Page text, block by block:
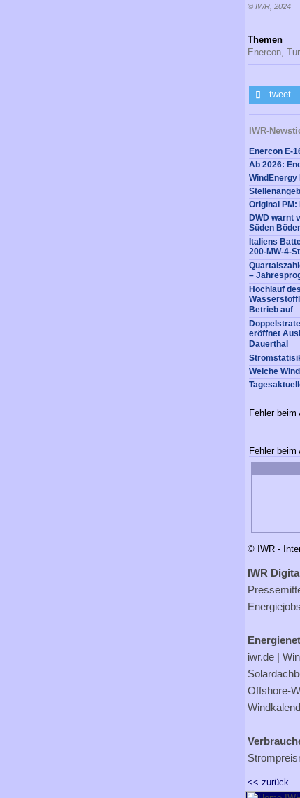
© IWR, 2024
Themen
Enercon,
tweet
IWR-
DWD warnt
Süden
Italiens
200-MW-4-
–
Hochlauf
Betrieb auf
eröffnet
Dauerthal
Welche
Fehler beim
Fehler beim
© IWR -
IWR
iwr.de |
Offshore-
<< zurück